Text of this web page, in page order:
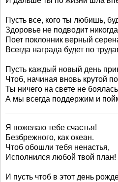
Пусть все, кого ты любишь,
Здоровье не подводит
Поет поклонник верный
Всегда награда будет по
Пусть каждый новый день
Чтоб, начиная вновь крутой
Ты ничего на свете не
А мы всегда поддержим и
Я пожелаю тебе счастья!
Безбрежного, как океан.
Чтоб обошли тебя ненастья,
Исполнился любой твой план!
И пусть чтоб в этот день